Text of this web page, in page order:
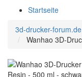
Startseite
3d-drucker-forum.de
Wanhao 3D-